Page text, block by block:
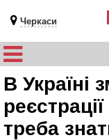
Черкаси
В Україні
треба